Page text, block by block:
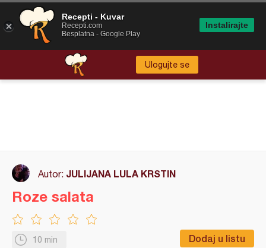
Ulogujte se
Autor: JULIJANA LULA KRSTIN
10 min Dodaj u listu
Roze salata
Recepti - Kuvar
Recepti.com
Besplatna - Google Play
Instalirajte